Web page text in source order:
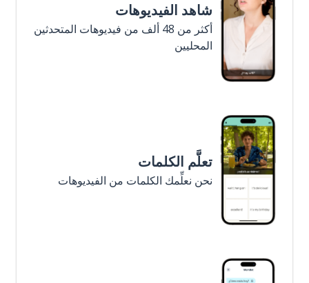
شاهد الفيديوهات
أكثر من 48 ألف من فيديوهات المتحدثين
المحليين
تعلَّم الكلمات
نحن نعلِّمك الكلمات من الفيديوهات